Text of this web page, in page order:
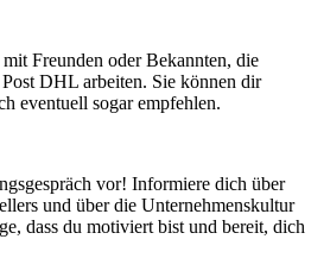
Freunden oder Bekannten, die
DHL arbeiten. Sie können dir
eventuell sogar empfehlen.
vor! Informiere dich über
und über die Unternehmenskultur
dass du motiviert bist und bereit, dich